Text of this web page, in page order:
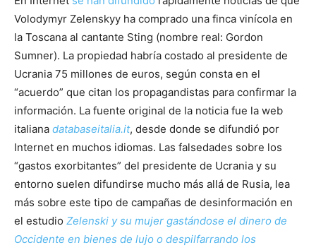
Volodymyr Zelenskyy ha comprado una finca vinícola en
la Toscana al cantante Sting (nombre real: Gordon
Sumner). La propiedad habría costado al presidente de
Ucrania 75 millones de euros, según consta en el
“acuerdo” que citan los propagandistas para confirmar la
información. La fuente original de la noticia fue la web
italiana databaseitalia.it, desde donde se difundió por
Internet en muchos idiomas. Las falsedades sobre los
“gastos exorbitantes” del presidente de Ucrania y su
entorno suelen difundirse mucho más allá de Rusia, lea
más sobre este tipo de campañas de desinformación en
el estudio Zelenski y su mujer gastándose el dinero de
Occidente en bienes de lujo o despilfarrando los